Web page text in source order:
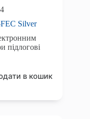
Silver
підлогові
в кошик